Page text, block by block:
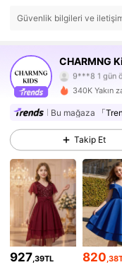
Güvenlik bilgileri ve
CHARMNG
4,82
128K
9***8 1 gün
4,82 128K
4,82 128K
4,82 128K
340K Yakın
Bu mağaza 「
Takip Et
927 ,39TL 820